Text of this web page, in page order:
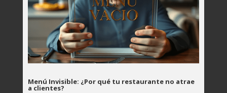
Menú Invisible: ¿Por qué tu restaurante no atrae
a clientes?